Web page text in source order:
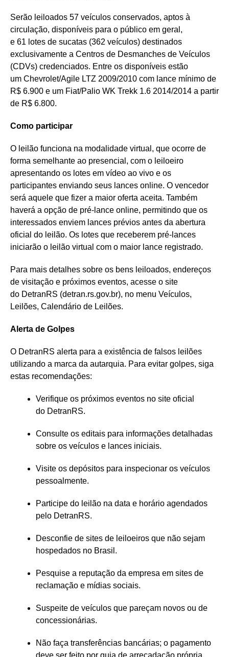
Serão leiloados 57 veículos conservados, aptos à
circulação, disponíveis para o público em geral,
e 61 lotes de sucatas (362 veículos) destinados
exclusivamente a Centros de Desmanches de Veículos
(CDVs) credenciados. Entre os disponíveis estão
um Chevrolet/Agile LTZ 2009/2010 com lance mínimo de
R$ 6.900 e um Fiat/Palio WK Trekk 1.6 2014/2014 a partir
de R$ 6.800.
Como participar
O leilão funciona na modalidade virtual, que ocorre de
forma semelhante ao presencial, com o leiloeiro
apresentando os lotes em vídeo ao vivo e os
participantes enviando seus lances online. O vencedor
será aquele que fizer a maior oferta aceita. Também
haverá a opção de pré-lance online, permitindo que os
interessados enviem lances prévios antes da abertura
oficial do leilão. Os lotes que receberem pré-lances
iniciarão o leilão virtual com o maior lance registrado.
Para mais detalhes sobre os bens leiloados, endereços
de visitação e próximos eventos, acesse o site
do DetranRS (detran.rs.gov.br), no menu Veículos,
Leilões, Calendário de Leilões.
Alerta de Golpes
O DetranRS alerta para a existência de falsos leilões
utilizando a marca da autarquia. Para evitar golpes, siga
estas recomendações:
Verifique os próximos eventos no site oficial
do DetranRS.
Consulte os editais para informações detalhadas
sobre os veículos e lances iniciais.
Visite os depósitos para inspecionar os veículos
pessoalmente.
Participe do leilão na data e horário agendados
pelo DetranRS.
Desconfie de sites de leiloeiros que não sejam
hospedados no Brasil.
Pesquise a reputação da empresa em sites de
reclamação e mídias sociais.
Suspeite de veículos que pareçam novos ou de
concessionárias.
Não faça transferências bancárias; o pagamento
deve ser feito por guia de arrecadação própria